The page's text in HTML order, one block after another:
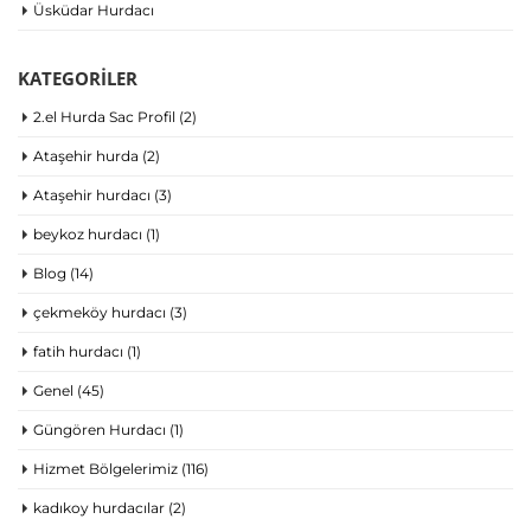
Üsküdar Hurdacı
KATEGORILER
2.el Hurda Sac Profil (2)
Ataşehir hurda (2)
Ataşehir hurdacı (3)
beykoz hurdacı (1)
Blog (14)
çekmeköy hurdacı (3)
fatih hurdacı (1)
Genel (45)
Güngören Hurdacı (1)
Hizmet Bölgelerimiz (116)
kadıkoy hurdacılar (2)